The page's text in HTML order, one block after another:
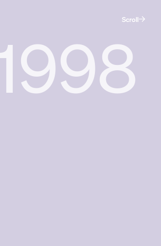
Scroll